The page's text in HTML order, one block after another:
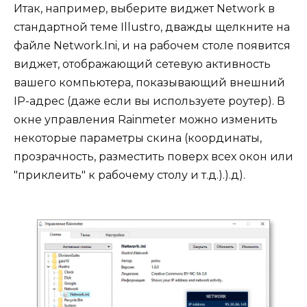
Итак, например, выберите виджет Network в
стандартной теме Illustro, дважды щелкните на
файле Network.Ini, и на рабочем столе появится
виджет, отображающий сетевую активность
вашего компьютера, показывающий внешний
IP-адрес (даже если вы используете роутер). В
окне управления Rainmeter можно изменить
некоторые параметры скина (координаты,
прозрачность, разместить поверх всех окон или
"приклеить" к рабочему столу и т.д.).).д).